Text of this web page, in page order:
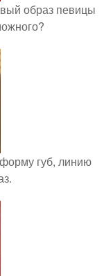
образ певицы
губ, линию